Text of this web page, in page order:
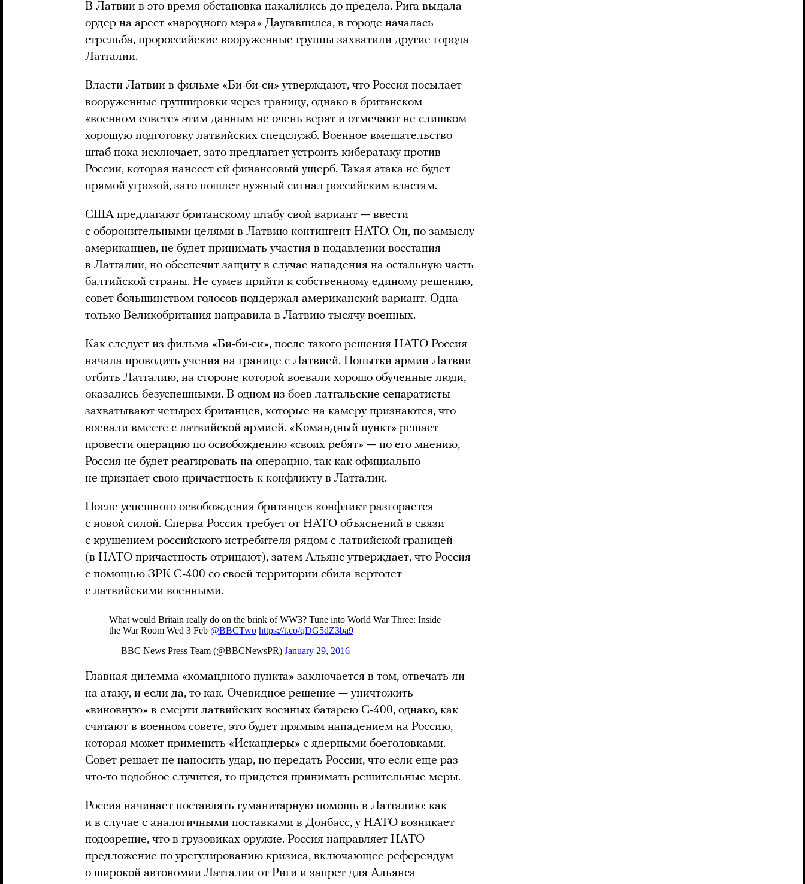
В Латвии в это время обстановка накалились до предела. Рига выдала
ордер на арест «народного мэра» Даугавпилса, в городе началась
стрельба, пророссийские вооруженные группы захватили другие города
Латгалии.
Власти Латвии в фильме «Би-би-си» утверждают, что Россия посылает
вооруженные группировки через границу, однако в британском
«военном совете» этим данным не очень верят и отмечают не слишком
хорошую подготовку латвийских спецслужб. Военное вмешательство
штаб пока исключает, зато предлагает устроить кибератаку против
России, которая нанесет ей финансовый ущерб. Такая атака не будет
прямой угрозой, зато пошлет нужный сигнал российским властям.
США предлагают британскому штабу свой вариант — ввести
с оборонительными целями в Латвию контингент НАТО. Он, по замыслу
американцев, не будет принимать участия в подавлении восстания
в Латгалии, но обеспечит защиту в случае нападения на остальную часть
балтийской страны. Не сумев прийти к собственному единому решению,
совет большинством голосов поддержал американский вариант. Одна
только Великобритания направила в Латвию тысячу военных.
Как следует из фильма «Би-би-си», после такого решения НАТО Россия
начала проводить учения на границе с Латвией. Попытки армии Латвии
отбить Латгалию, на стороне которой воевали хорошо обученные люди,
оказались безуспешными. В одном из боев латгальские сепаратисты
захватывают четырех британцев, которые на камеру признаются, что
воевали вместе с латвийской армией. «Командный пункт» решает
провести операцию по освобождению «своих ребят» — по его мнению,
Россия не будет реагировать на операцию, так как официально
не признает свою причастность к конфликту в Латгалии.
После успешного освобождения британцев конфликт разгорается
с новой силой. Сперва Россия требует от НАТО объяснений в связи
с крушением российского истребителя рядом с латвийской границей
(в НАТО причастность отрицают), затем Альянс утверждает, что Россия
с помощью ЗРК С-400 со своей территории сбила вертолет
с латвийскими военными.
Главная дилемма «командного пункта» заключается в том, отвечать ли
на атаку, и если да, то как. Очевидное решение — уничтожить
«виновную» в смерти латвийских военных батарею С-400, однако, как
считают в военном совете, это будет прямым нападением на Россию,
которая может применить «Искандеры» с ядерными боеголовками.
Совет решает не наносить удар, но передать России, что если еще раз
что-то подобное случится, то придется принимать решительные меры.
Россия начинает поставлять гуманитарную помощь в Латгалию: как
и в случае с аналогичными поставками в Донбасс, у НАТО возникает
подозрение, что в грузовиках оружие. Россия направляет НАТО
предложение по урегулированию кризиса, включающее референдум
о широкой автономии Латгалии от Риги и запрет для Альянса